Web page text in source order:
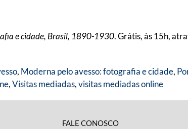
e cidade, Brasil, 1890-1930. Grátis, às 15h,
, Moderna pelo avesso: fotografia e cidade,
,Visitas mediadas,visitas mediadas online
FALE CONOSCO